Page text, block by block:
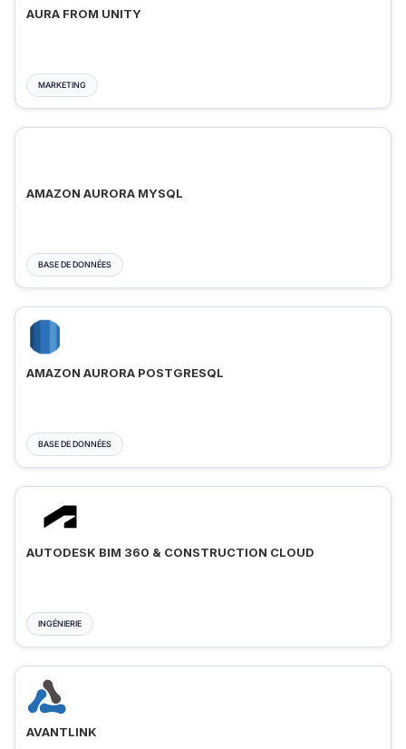
AURA FROM UNITY
MARKETING
AMAZON AURORA MYSQL
BASE DE DONNÉES
AMAZON AURORA POSTGRESQL
BASE DE DONNÉES
AUTODESK BIM 360 & CONSTRUCTION CLOUD
INGÉNIERIE
AVANTLINK